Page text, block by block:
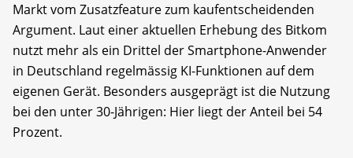
Markt vom Zusatzfeature zum kaufentscheidenden
Argument. Laut einer aktuellen Erhebung des Bitkom
nutzt mehr als ein Drittel der Smartphone-Anwender
in Deutschland regelmässig KI-Funktionen auf dem
eigenen Gerät. Besonders ausgeprägt ist die Nutzung
bei den unter 30-Jährigen: Hier liegt der Anteil bei 54
Prozent.